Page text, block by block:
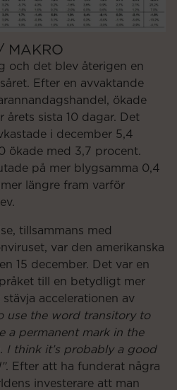
MAKRO
och det blev återigen en
Efter en avvaktande
ökade
årets sista 10 dagar. Det
i december 5,4
ökade med 3,7 procent.
på mer blygsamma 0,4
längre fram varför
tillsammans med
var den amerikanska
15 december. Det var en
till en betydligt mer
accelerationen av
use the word transitory to
a permanent mark in the
I think it’s probably a good
. Efter att ha funderat några
investerare att man